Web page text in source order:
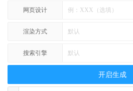
网页设计
渲染方式
搜索引擎
开启生成